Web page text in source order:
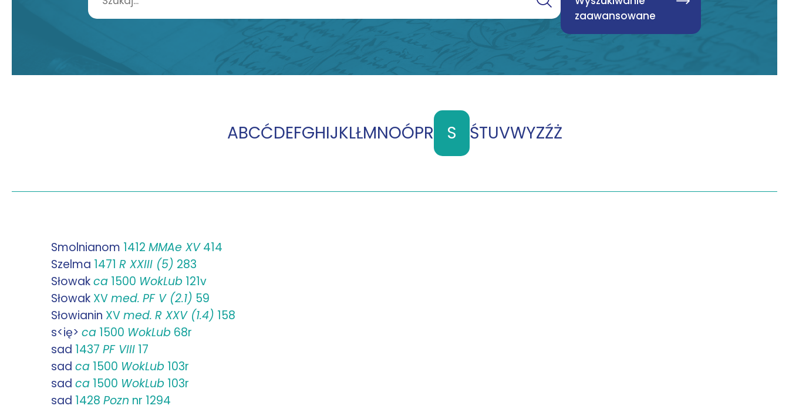
zaawansowane
ABCĆDEFGHIJKLŁMNOÓPR S ŚTUVWYZŹŻ
Smolnianom 1412 MMAe XV414
Szelma 1471 R XXIII (5) 283
Słowakca 1500 WokLub 121v
Słowak XVmed. PF V (2.1) 59
Słowianin XVmed. R XXV (1.4) 158
s<ię> ca 1500 WokLub 68r
sad 1437 PF VIII 17
sad ca 1500 WokLub 103r
sad ca 1500 WokLub 103r
sad 1428 Pozn nr 1294